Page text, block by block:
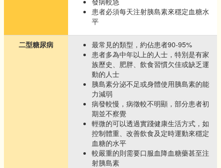
患者必須每天注射胰島素來穩定血糖水
平
二型糖尿病
最常見的類型，約佔患者90-95%
患者多為中年以上的人士，特別是有家
族歷史、肥胖、飲食習慣欠佳或缺乏運
動的人士
胰島素分泌不足或身體使用胰島素的能
力減弱
病發較慢，病徵較不明顯，部分患者初
期並不察覺
輕微的可以透過實踐健康生活方式，如
控制體重、改善飲食及定時運動來穩定
血糖的水平
較嚴重的則需要口服血降血糖藥甚至注
射胰島素